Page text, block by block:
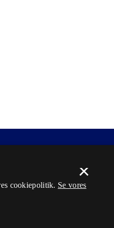
×
cookiepolitik. Se vores